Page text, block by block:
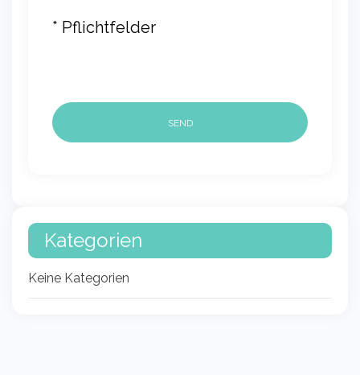
* Pflichtfelder
Kategorien
Keine Kategorien